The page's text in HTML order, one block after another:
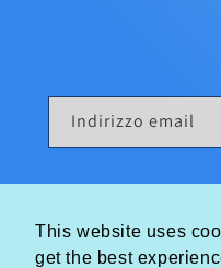
This website uses
get the best
This website uses
get the best
Indirizzo email